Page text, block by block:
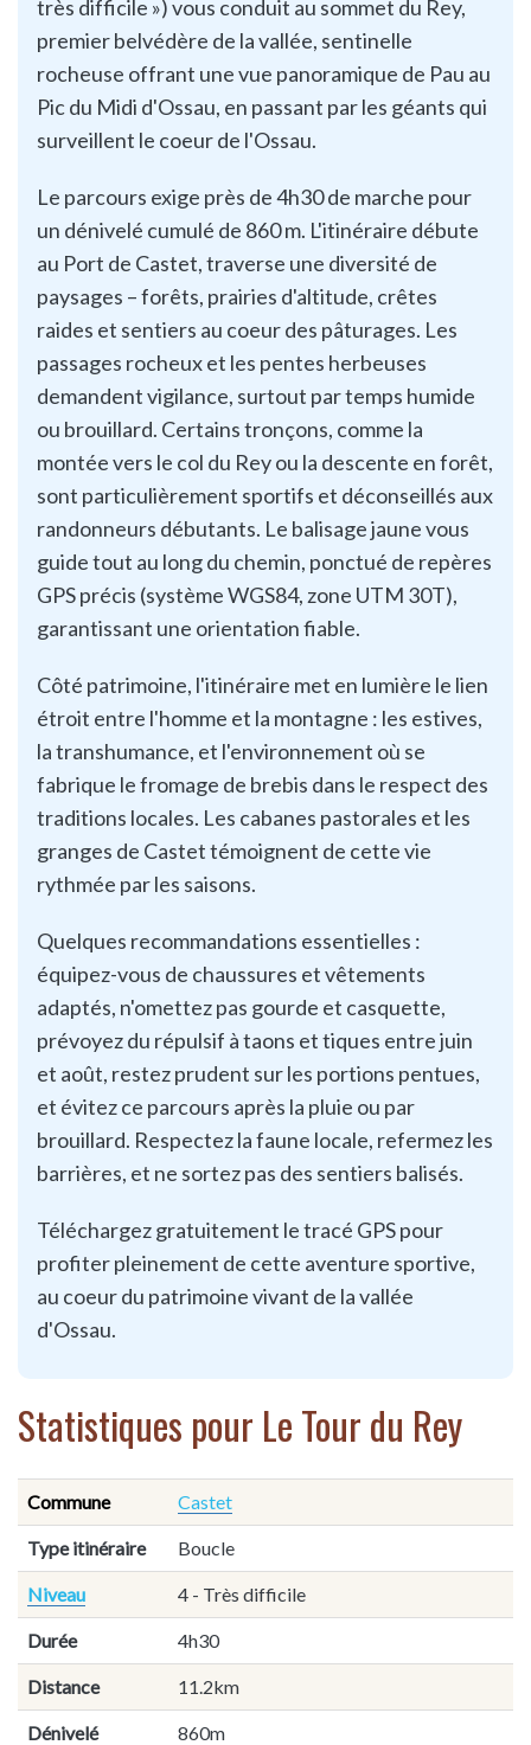
très difficile ») vous conduit au sommet du Rey,
premier belvédère de la vallée, sentinelle
rocheuse offrant une vue panoramique de Pau au
Pic du Midi d'Ossau, en passant par les géants qui
surveillent le coeur de l'Ossau.​
Le parcours exige près de 4h30 de marche pour
un dénivelé cumulé de 860 m. L'itinéraire débute
au Port de Castet, traverse une diversité de
paysages – forêts, prairies d'altitude, crêtes
raides et sentiers au coeur des pâturages. Les
passages rocheux et les pentes herbeuses
demandent vigilance, surtout par temps humide
ou brouillard. Certains tronçons, comme la
montée vers le col du Rey ou la descente en forêt,
sont particulièrement sportifs et déconseillés aux
randonneurs débutants. Le balisage jaune vous
guide tout au long du chemin, ponctué de repères
GPS précis (système WGS84, zone UTM 30T),
garantissant une orientation fiable.​
Côté patrimoine, l'itinéraire met en lumière le lien
étroit entre l'homme et la montagne : les estives,
la transhumance, et l'environnement où se
fabrique le fromage de brebis dans le respect des
traditions locales. Les cabanes pastorales et les
granges de Castet témoignent de cette vie
rythmée par les saisons.​
Quelques recommandations essentielles :
équipez-vous de chaussures et vêtements
adaptés, n'omettez pas gourde et casquette,
prévoyez du répulsif à taons et tiques entre juin
et août, restez prudent sur les portions pentues,
et évitez ce parcours après la pluie ou par
brouillard. Respectez la faune locale, refermez les
barrières, et ne sortez pas des sentiers balisés.​
Téléchargez gratuitement le tracé GPS pour
profiter pleinement de cette aventure sportive,
au coeur du patrimoine vivant de la vallée
d'Ossau.​
Statistiques pour Le Tour du Rey
Commune Castet
Type itinéraire Boucle
Niveau 4 - Très difficile
Durée 4h30
Distance 11.2km
Dénivelé 860m